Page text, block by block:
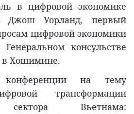
в цифровой экономике
Джош Уорланд, первый
цифровой экономики
консульстве
в Хошимине.
на тему
трансформации
сектора Вьетнама: